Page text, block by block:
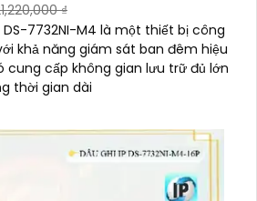
₫
DS-7732NI-M4 là một thiết bị công
khả năng giám sát ban đêm hiệu
thời gian dài